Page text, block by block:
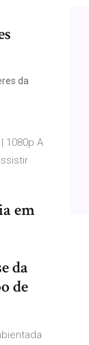
da
1080p A
em
da
de